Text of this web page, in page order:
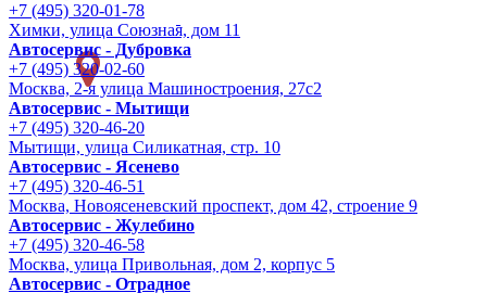
+7 (495) 320-01-78
Химки, улица Союзная, дом 11
Автосервис - Дубровка
+7 (495) 320-02-60
Москва, 2-я улица Машиностроения, 27с2
Автосервис - Мытищи
+7 (495) 320-46-20
Мытищи, улица Силикатная, стр. 10
Автосервис - Ясенево
+7 (495) 320-46-51
Москва, Новоясеневский проспект, дом 42, строение 9
Автосервис - Жулебино
+7 (495) 320-46-58
Москва, улица Привольная, дом 2, корпус 5
Автосервис - Отрадное